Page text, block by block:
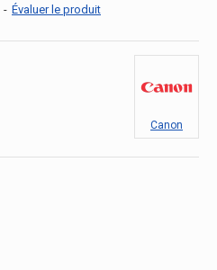
- Évaluer le produit
Canon